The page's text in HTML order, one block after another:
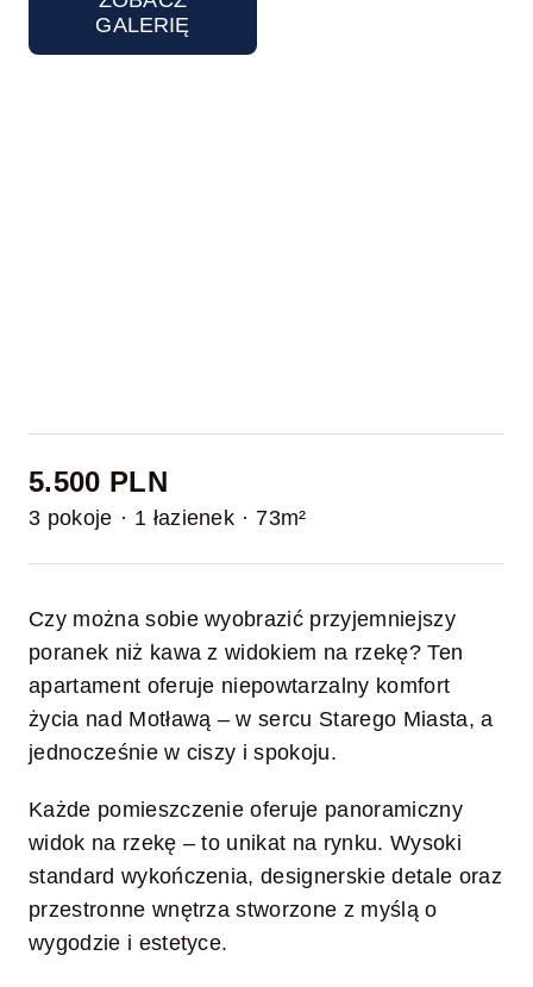
GALERIĘ
5.500 PLN
3 pokoje · 1 łazienek · 73m²
Czy można sobie wyobrazić przyjemniejszy
poranek niż kawa z widokiem na rzekę? Ten
apartament oferuje niepowtarzalny komfort
życia nad Motławą – w sercu Starego Miasta, a
jednocześnie w ciszy i spokoju.
Każde pomieszczenie oferuje panoramiczny
widok na rzekę – to unikat na rynku. Wysoki
standard wykończenia, designerskie detale oraz
przestronne wnętrza stworzone z myślą o
wygodzie i estetyce.